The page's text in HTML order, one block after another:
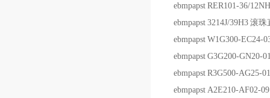
ebmpapst RER101-36/
ebmpapst 3214J/39H3 滚珠
ebmpapst W1G300-EC24-
ebmpapst G3G200-GN20-
ebmpapst R3G500-AG25-01
ebmpapst A2E210-AF02-09